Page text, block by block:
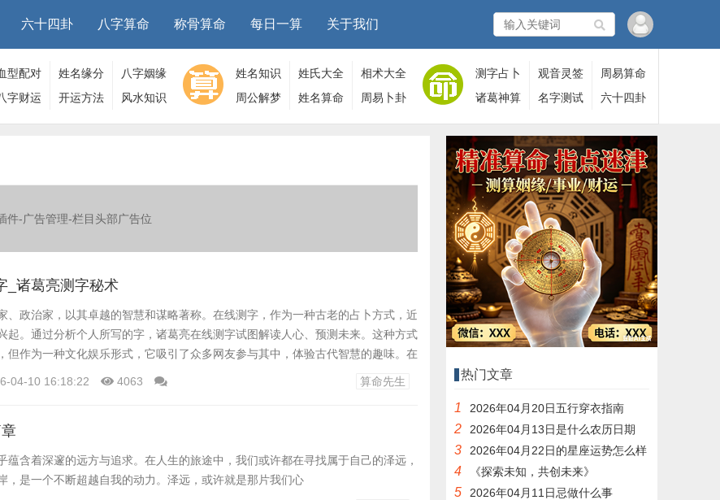
六十四卦 八字算命 称骨算命 每日一算 关于我们
型配对 姓名缘分
八字姻缘
字财运
开运方法 风水知识
姓名知识 姓氏大全
相术大全
周公解梦
姓名算命 周易卜卦
测字占卜 观音灵签
周易算命
诸葛神算
名字测试 六十四卦
件-广告管理-栏目头部广告位
_诸葛亮测字秘术
、政治家，以其卓越的智慧和谋略著称。在线测字，作为一种古老的占卜方式，近
起。通过分析个人所写的字，诸葛亮在线测字试图解读人心、预测未来。这种方式
但作为一种文化娱乐形式，它吸引了众多网友参与其中，体验古代智慧的趣味。在
，这种轻松的互动方式，无疑为人们带来一丝心灵的慰藉。
04-10 16:18:22 4063 算命先生
蕴含着深邃的远方与追求。在人生的旅途中，我们或许都在寻找属于自己的泽远，
，是一个不断超越自我的动力。泽远，或许就是那片我们心
热门文章
1 2026年04月20日五行穿衣指南
2 2026年04月13日是什么农历日期
3 2026年04月22日的星座运势怎么样
4 《探索未知，共创未来》
5 2026年04月11日忌做什么事